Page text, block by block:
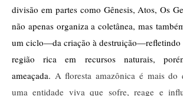
divisão em partes como Gênesis, Atos, Os
não apenas organiza a coletânea, mas
um ciclo—da criação à destruição—refletindo
região rica em recursos naturais,
ameaçada. A floresta amazônica é mais do
uma entidade viva que sofre, reage e